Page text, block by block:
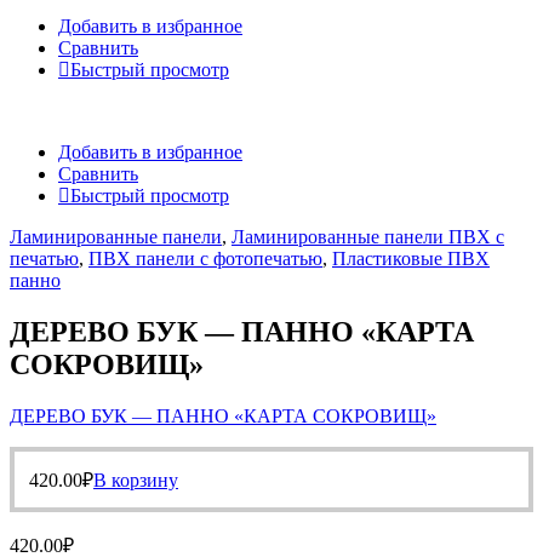
Добавить в избранное
Сравнить
Быстрый просмотр
Добавить в избранное
Сравнить
Быстрый просмотр
Ламинированные панели, Ламинированные панели ПВХ с
печатью, ПВХ панели с фотопечатью, Пластиковые ПВХ
панно
ДЕРЕВО БУК — ПАННО «КАРТА
СОКРОВИЩ»
ДЕРЕВО БУК — ПАННО «КАРТА СОКРОВИЩ»
420.00₽В корзину
420.00₽